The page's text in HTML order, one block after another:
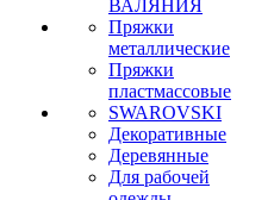
ВАЛЯНИЯ
Пряжки
металлические
Пряжки
пластмассовые
SWAROVSKI
Декоративные
Деревянные
Для рабочей